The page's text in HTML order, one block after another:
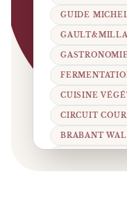
GUIDE
CUISINE
CIRCUIT
BRABANT